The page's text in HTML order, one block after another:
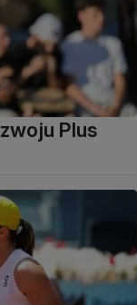
Plus